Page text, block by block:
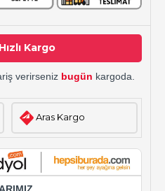
Kargo
verirseniz bugün kargoda.
Aras Kargo